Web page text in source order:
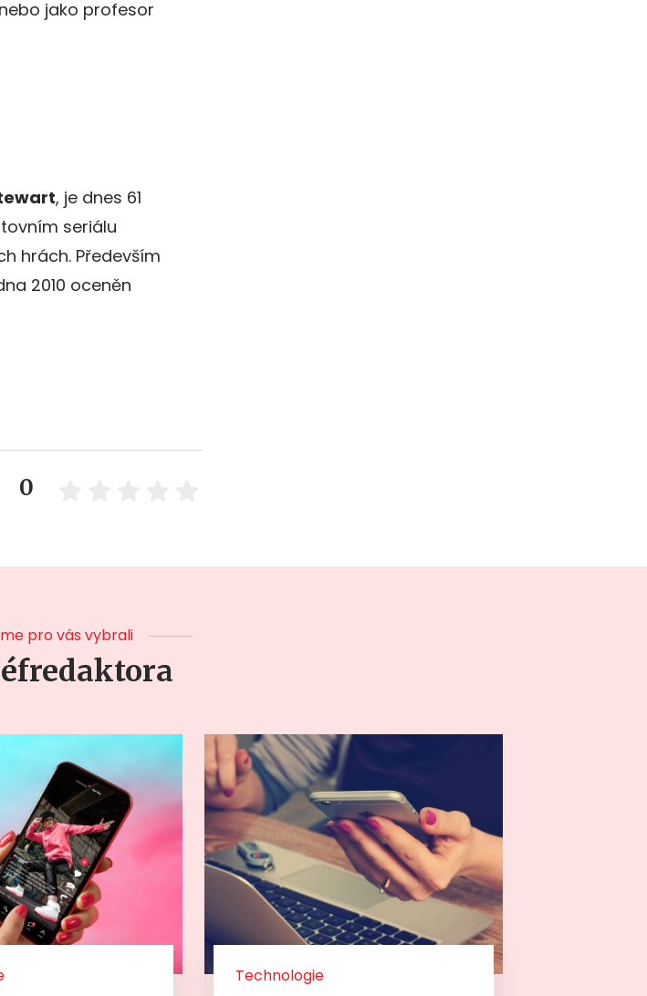
jako profesor
, je dnes 61
seriálu
hrách. Především
2010 oceněn
0
pro vás vybrali
Technologie